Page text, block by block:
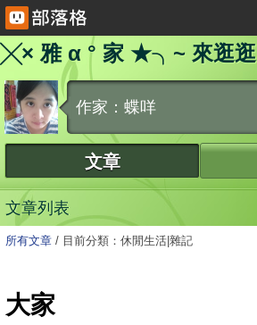
╳× 雅 α ° 家 ★╮~ 來逛逛
作家：蝶咩
文章
文章列表
所有文章 / 目前分類：休閒生活|雜記
大家